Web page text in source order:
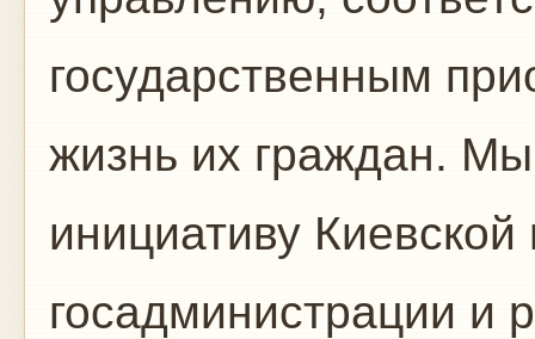
государственным
жизнь их граждан. Мы
инициативу Киевской
госадминистрации и